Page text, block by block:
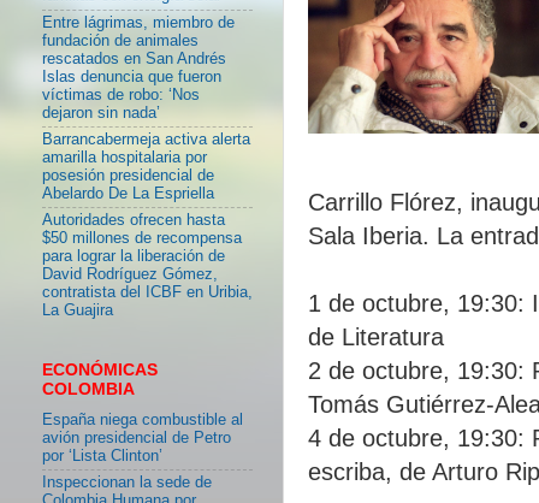
Carrillo Flórez,
Sala Iberia. La
1 de octubre, 19:30:
de Literatura
2 de octubre, 19:30:
Tomás Gutiérrez-
4 de octubre, 19:30:
escriba, de Arturo
Entre lágrimas, miembro de
fundación de animales
rescatados en San Andrés
Islas denuncia que fueron
víctimas de robo: ‘Nos
dejaron sin nada’
Barrancabermeja activa alerta
amarilla hospitalaria por
posesión presidencial de
Abelardo De La Espriella
Autoridades ofrecen hasta
$50 millones de recompensa
para lograr la liberación de
David Rodríguez Gómez,
contratista del ICBF en Uribia,
La Guajira
ECONÓMICAS
COLOMBIA
España niega combustible al
avión presidencial de Petro
por ‘Lista Clinton’
Inspeccionan la sede de